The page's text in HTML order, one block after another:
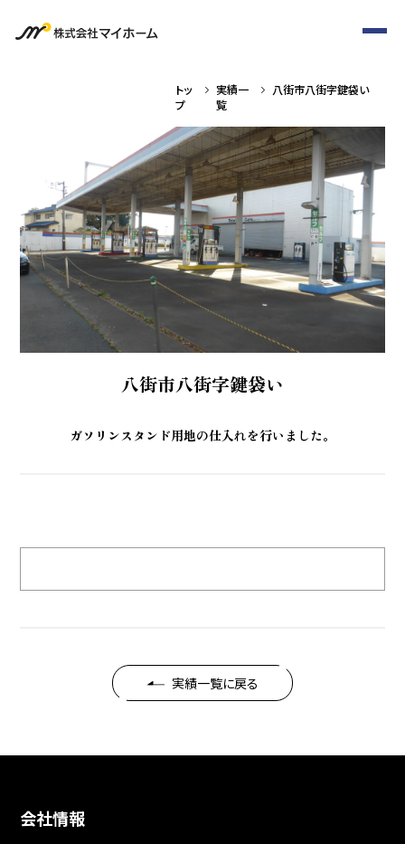
トッ
プ
実績一
覧
八街市八街字鍵袋い
八街市八街字鍵袋い
ガソリンスタンド用地の仕入れを行いました。
実績一覧に戻る
会社情報